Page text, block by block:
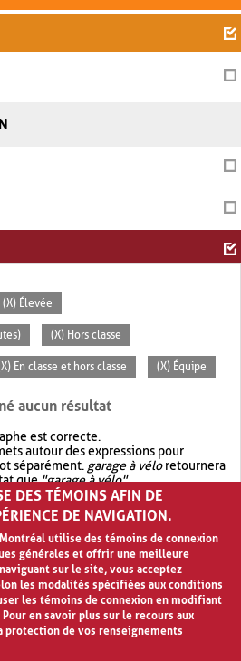
(X) Élevée
(X) Hors classe
En classe et hors classe (X) Équipe
aucun résultat
est correcte.
autour des expressions pour
séparément. garage à véloretournera
que"garage à vélo".
recherche avec OR.garage OR vélo
de résultat quegarage à vélo
DES TÉMOINS AFIN DE
DE NAVIGATION.
utilise des témoins de connexion
générales et offrir une meilleure
sur le site, vous acceptez
les modalités spécifiées aux conditions
les témoins de connexion en modifiant
en savoir plus sur le recours aux
protection de vos renseignements